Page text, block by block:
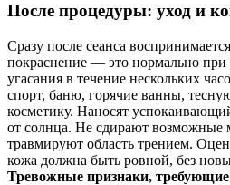
После процедуры: уход и
Сразу после сеанса
покраснение — это нормально при
угасания в течение нескольких
спорт, баню, горячие ванны,
косметику. Наносят
от солнца. Не сдирают возможные
травмируют область трением.
кожа должна быть ровной, без
Тревожные признаки, требующие